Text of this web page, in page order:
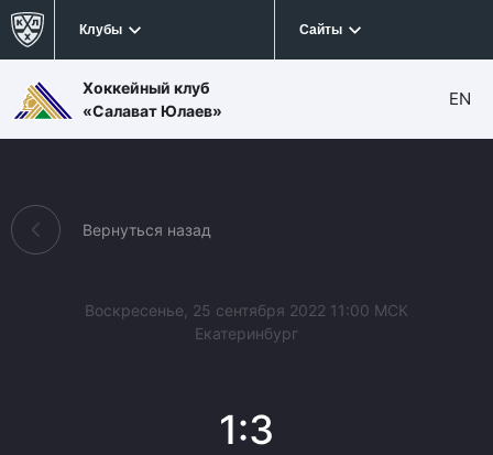
Клубы Сайты
Хоккейный клуб
«Салават Юлаев»
EN
Вернуться назад
Воскресенье, 25 сентября 2022 11:00 МСК
Екатеринбург
1:3